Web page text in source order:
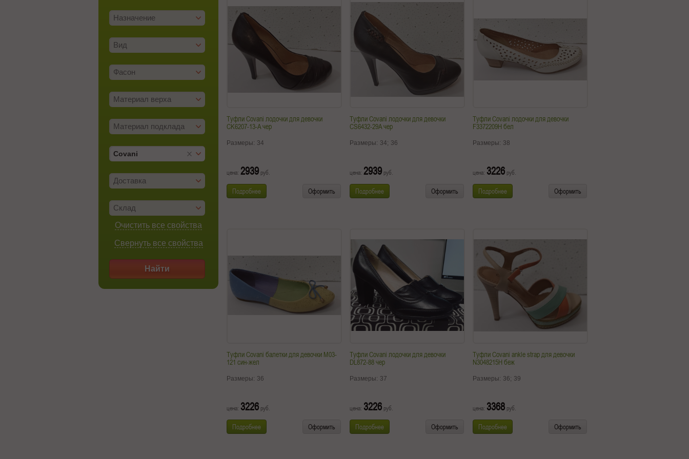
Назначение
Вид
Фасон
Материал верха
Материал подклада
Covani
Доставка
Склад
Очистить все свойства
Свернуть все свойства
Найти
Туфли Covani лодочки для девочки
CK6207-13-A чер
Размеры: 34
цена: 2939 руб.
Подробнее Оформить
Туфли Covani лодочки для девочки
CS6432-29A чер
Размеры: 34; 36
цена: 2939 руб.
Подробнее Оформить
Туфли Covani лодочки для девочки
F3372209H бел
Размеры: 38
цена: 3226 руб.
Подробнее Оформить
Туфли Covani балетки для девочки M03-
121 син-жел
Размеры: 36
цена: 3226 руб.
Подробнее Оформить
Туфли Covani лодочки для девочки
DL872-88 чер
Размеры: 37
цена: 3226 руб.
Подробнее Оформить
Туфли Covani ankle strap для девочки
N3048215H беж
Размеры: 36; 39
цена: 3368 руб.
Подробнее Оформить